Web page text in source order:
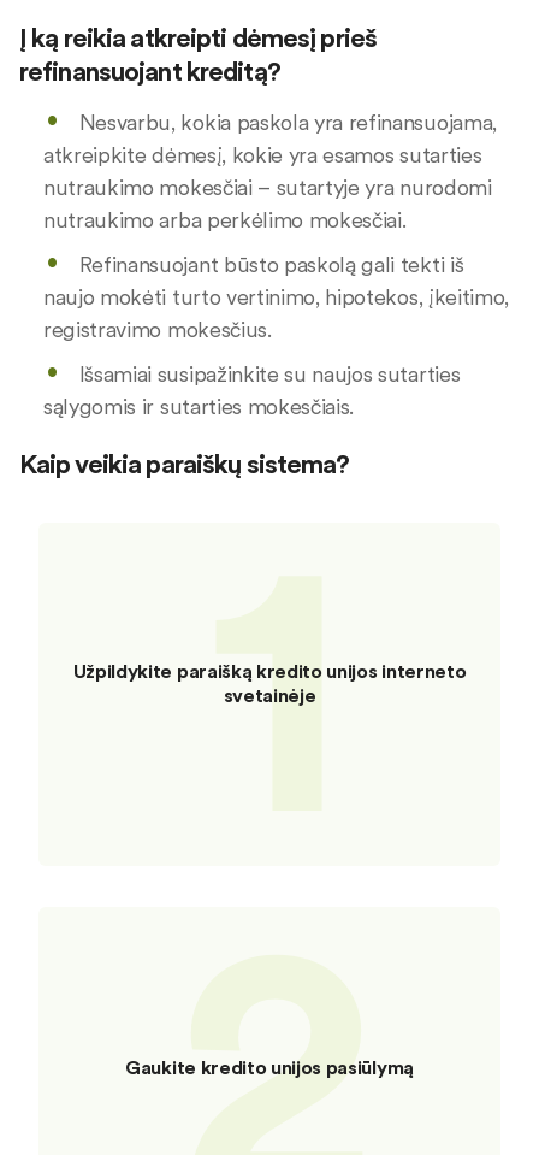
Į ką reikia atkreipti dėmesį prieš
refinansuojant kreditą?
Nesvarbu, kokia paskola yra refinansuojama,
atkreipkite dėmesį, kokie yra esamos sutarties
nutraukimo mokesčiai – sutartyje yra nurodomi
nutraukimo arba perkėlimo mokesčiai.
Refinansuojant būsto paskolą gali tekti iš
naujo mokėti turto vertinimo, hipotekos, įkeitimo,
registravimo mokesčius.
Išsamiai susipažinkite su naujos sutarties
sąlygomis ir sutarties mokesčiais.
Kaip veikia paraiškų sistema?
1
Užpildykite paraišką kredito unijos interneto
svetainėje
Gaukite kredito unijos pasiūlymą